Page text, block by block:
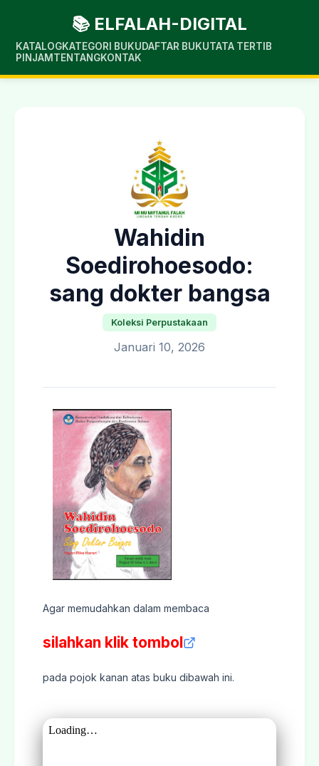
📚 ELFALAH-DIGITAL
KATALOGKATEGORI BUKUDAFTAR BUKUTATA TERTIB
PINJAM TENTANGKONTAK
Wahidin
Soedirohoesodo:
sang dokter bangsa
Koleksi Perpustakaan
Januari 10, 2026
Agar memudahkan dalam membaca
silahkan klik tombol
pada pojok kanan atas buku dibawah ini.